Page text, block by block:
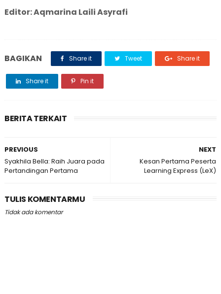
Editor: Aqmarina Laili Asyrafi
BAGIKAN Share it Tweet Share it
Share it Pin it
BERITA TERKAIT
NEXT
Kesan Pertama Peserta
Learning Express (LeX)
PREVIOUS
Syakhila Bella: Raih Juara pada
Pertandingan Pertama
TULIS KOMENTARMU
Tidak ada komentar